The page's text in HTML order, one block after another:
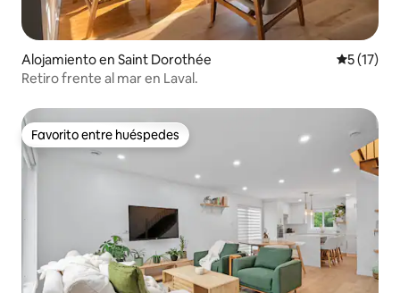
Alojamiento en Saint Dorothée
5 (17)
Retiro frente al mar en Laval.
Favorito entre huéspedes
Favorito entre huéspedes